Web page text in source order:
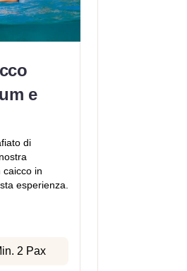
e
di
caicco in
esperienza.
2 Pax